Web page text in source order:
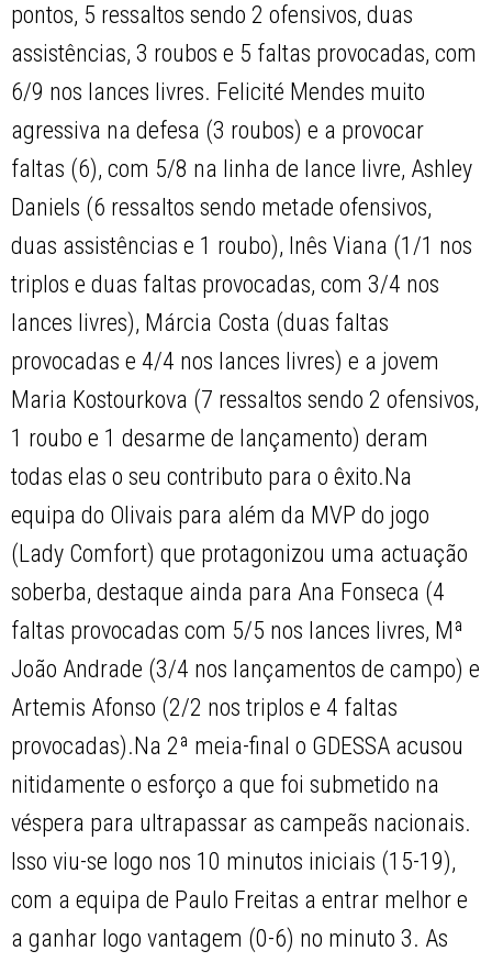
pontos, 5 ressaltos sendo 2 ofensivos, duas
assistências, 3 roubos e 5 faltas provocadas, com
6/9 nos lances livres. Felicité Mendes muito
agressiva na defesa (3 roubos) e a provocar
faltas (6), com 5/8 na linha de lance livre, Ashley
Daniels (6 ressaltos sendo metade ofensivos,
duas assistências e 1 roubo), Inês Viana (1/1 nos
triplos e duas faltas provocadas, com 3/4 nos
lances livres), Márcia Costa (duas faltas
provocadas e 4/4 nos lances livres) e a jovem
Maria Kostourkova (7 ressaltos sendo 2 ofensivos,
1 roubo e 1 desarme de lançamento) deram
todas elas o seu contributo para o êxito.Na
equipa do Olivais para além da MVP do jogo
(Lady Comfort) que protagonizou uma actuação
soberba, destaque ainda para Ana Fonseca (4
faltas provocadas com 5/5 nos lances livres, Mª
João Andrade (3/4 nos lançamentos de campo) e
Artemis Afonso (2/2 nos triplos e 4 faltas
provocadas).Na 2ª meia-final o GDESSA acusou
nitidamente o esforço a que foi submetido na
véspera para ultrapassar as campeãs nacionais.
Isso viu-se logo nos 10 minutos iniciais (15-19),
com a equipa de Paulo Freitas a entrar melhor e
a ganhar logo vantagem (0-6) no minuto 3. As